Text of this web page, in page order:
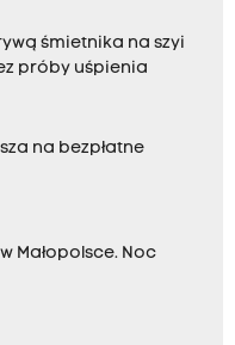
śmietnika na szyi
próby uśpienia
na bezpłatne
Małopolsce. Noc